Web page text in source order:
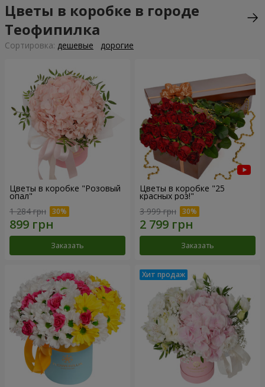
Цветы в коробке в городе
Теофипилка
Cортировка: дешевые дорогие
Цветы в коробке "Розовый
опал"
1 284 грн
Заказать
Цветы в коробке "25
красных роз!"
3 999 грн
Заказать